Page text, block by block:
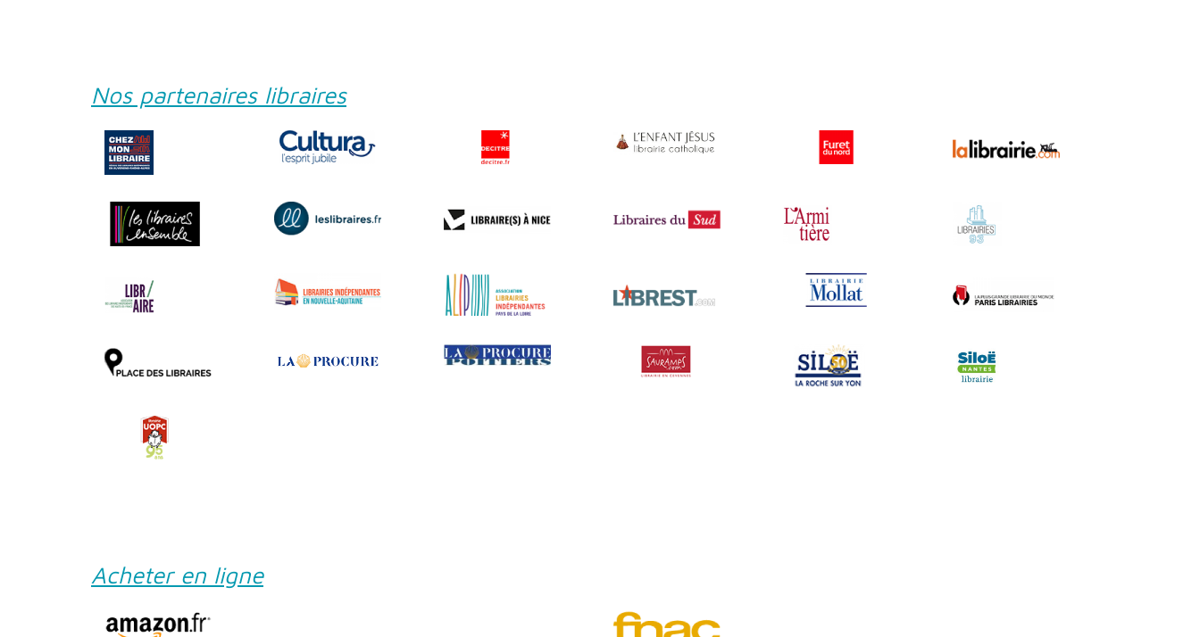
Nos partenaires libraires
Acheter en ligne